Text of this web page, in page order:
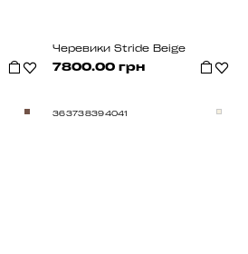
Черевики Stride Beige
7800.00 грн
363738394041